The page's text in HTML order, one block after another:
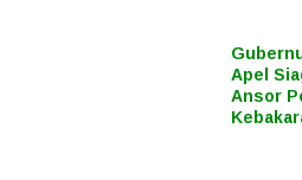
Apel
Ansor